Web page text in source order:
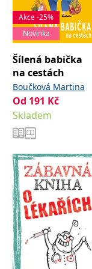
Akce -25%
Novinka
Šílená babička
na cestách
Boučková Martina
Od 191 Kč
Skladem
web.
Tento soubor
synchronizuje s
Toto je velmi
3 měsíce
Tento soubor
uživatel mohl
7 dní Toto je soubor
náš web.
15 minut Tento soubor
1 rok
Tento soubor
uživatel mohl
2 měsíce
Tento soubor
analýze a